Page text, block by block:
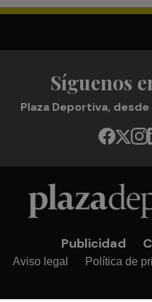
Síguenos
Plaza Deportiva,
Publicidad
Aviso legal Política de